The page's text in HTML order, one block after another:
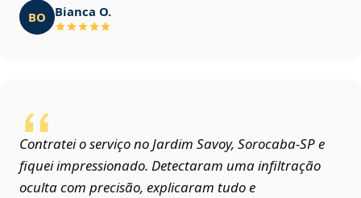
BO Bianca O.
Contratei o serviço no Jardim Savoy, Sorocaba‑SP e
fiquei impressionado. Detectaram uma infiltração
oculta com precisão, explicaram tudo e